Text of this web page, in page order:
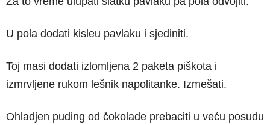
U pola dodati kisleu pavlaku i sjediniti.
Toj masi dodati izlomljena 2 paketa piškota i
izmrvljene rukom lešnik napolitanke. Izmešati.
Ohladjen puding od čokolade prebaciti u veću posudu